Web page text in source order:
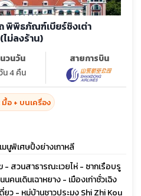
ถ พิพิธภัณฑ์เบียร์ชิงเต่า
ม่ลงร้าน)
วนวัน
น 4 คืน
สายการบิน
มื้อ + บนเครื่อง
นูพิเศษปิ้งย่างเกาหลี
สวนสาธารณะเวยไห่ - ซากเรือบรู
คนเดินเฉาหยาง - เมืองเก่าชั่วเฉิง
ว - หมู่บ้านชาวประมง Shi Zhi Kou